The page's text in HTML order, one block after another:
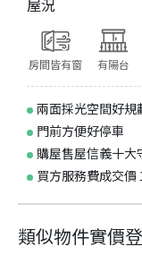
屋況
房間皆有窗 有陽台
兩面採光空間好規
門前方便好停車
購屋售屋信義十大
買方服務費成交價
類似物件實價